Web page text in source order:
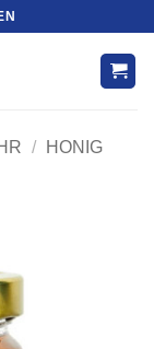
/ HONIG